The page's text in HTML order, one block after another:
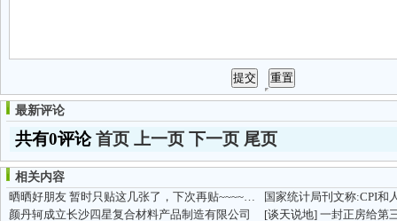
最新评论
共有0评论首页 上一页 下一页 尾页
相关内容
晒晒好朋友 暂时只贴这几张了，下次再贴~~~~~卡卡~~
国家统计局刊文称:CPI和
颜丹轲成立长沙四星复合材料产品制造有限公司
[谈天说地]一封正房给第